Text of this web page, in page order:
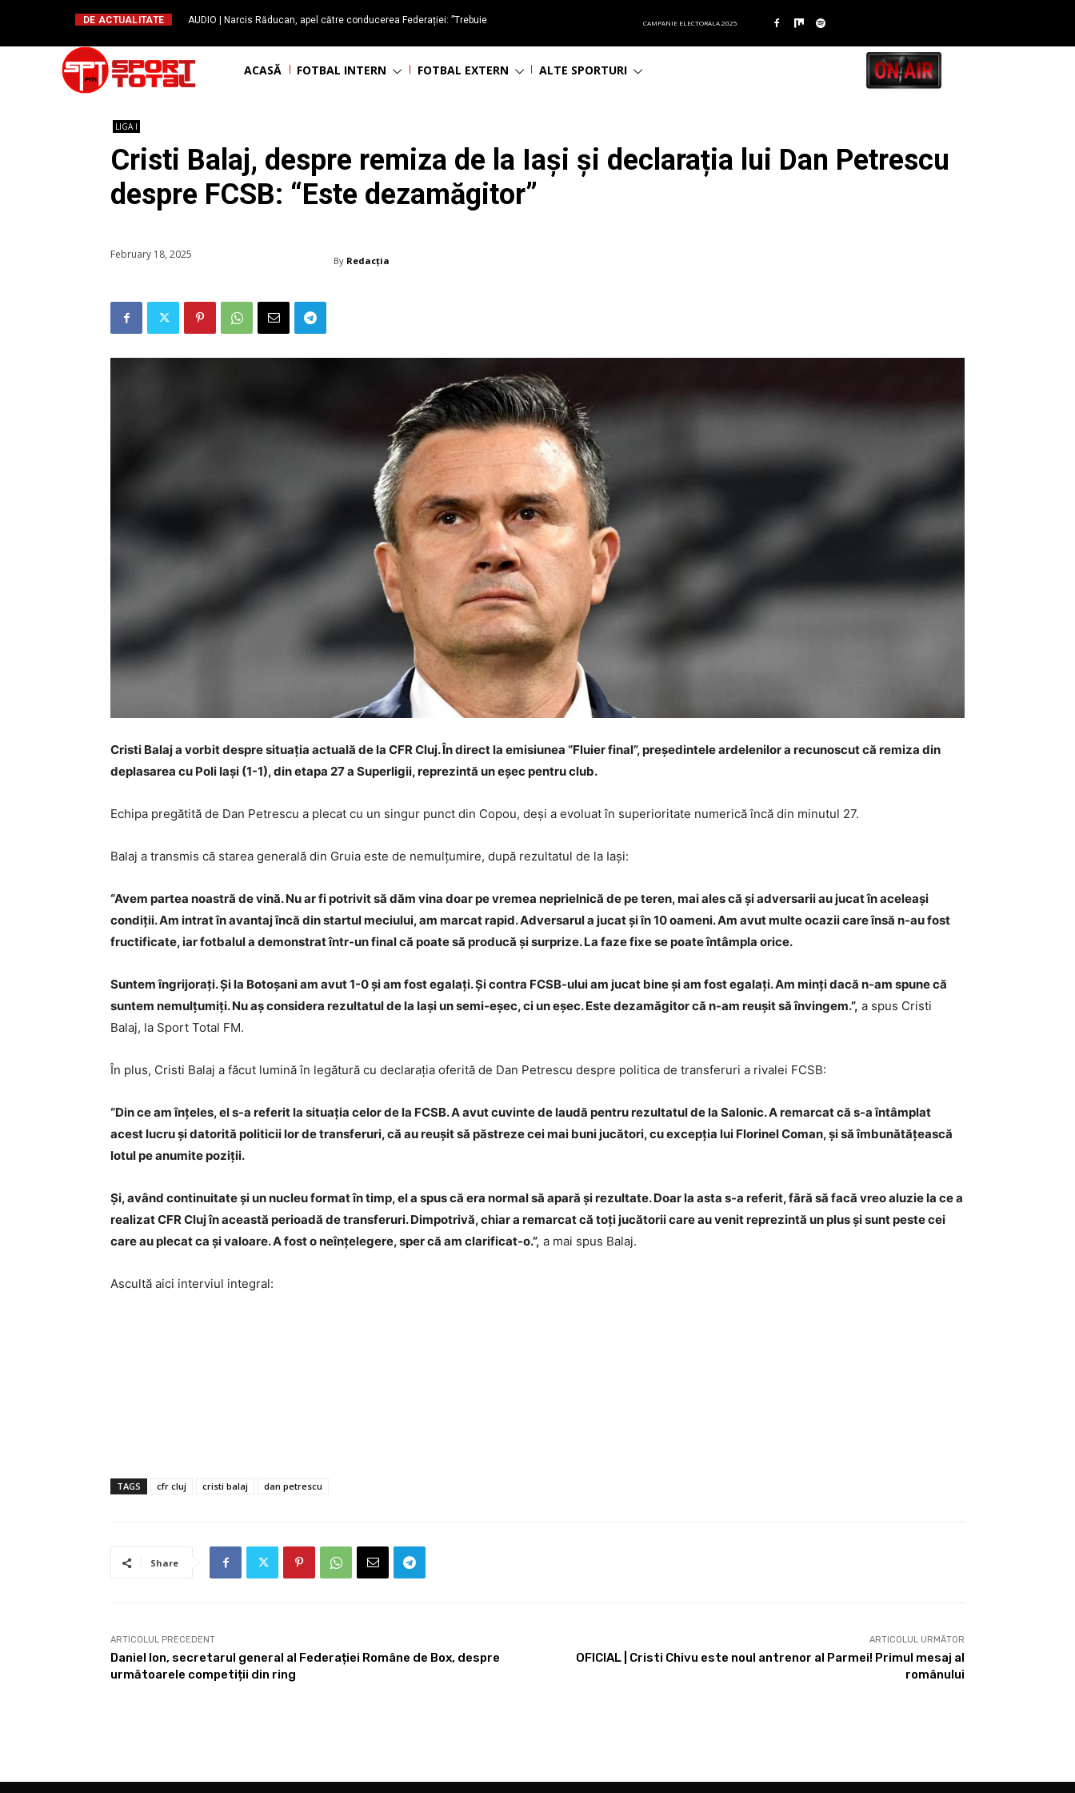
DE ACTUALITATE
AUDIO | Narcis Răducan, apel către conducerea Federației: ”Trebuie
CAMPANIE ELECTORALA 2025
ACASĂ FOTBAL INTERN FOTBAL EXTERN ALTE SPORTURI
LIGA I
Cristi Balaj, despre remiza de la Iași și declarația lui Dan Petrescu
despre FCSB: “Este dezamăgitor”
February 18, 2025 By Redacția
Cristi Balaj a vorbit despre situația actuală de la CFR Cluj. În direct la emisiunea “Fluier final”, președintele ardelenilor a recunoscut că remiza din
deplasarea cu Poli Iași (1-1), din etapa 27 a Superligii, reprezintă un eșec pentru club.
Echipa pregătită de Dan Petrescu a plecat cu un singur punct din Copou, deși a evoluat în superioritate numerică încă din minutul 27.
Balaj a transmis că starea generală din Gruia este de nemulțumire, după rezultatul de la Iași:
“Avem partea noastră de vină. Nu ar fi potrivit să dăm vina doar pe vremea neprielnică de pe teren, mai ales că și adversarii au jucat în aceleași
condiții. Am intrat în avantaj încă din startul meciului, am marcat rapid. Adversarul a jucat și în 10 oameni. Am avut multe ocazii care însă n-au fost
fructificate, iar fotbalul a demonstrat într-un final că poate să producă și surprize. La faze fixe se poate întâmpla orice.
Suntem îngrijorați. Și la Botoșani am avut 1-0 și am fost egalați. Și contra FCSB-ului am jucat bine și am fost egalați. Am minți dacă n-am spune că
suntem nemulțumiți. Nu aș considera rezultatul de la Iași un semi-eșec, ci un eșec. Este dezamăgitor că n-am reușit să învingem.”, a spus Cristi
Balaj, la Sport Total FM.
În plus, Cristi Balaj a făcut lumină în legătură cu declarația oferită de Dan Petrescu despre politica de transferuri a rivalei FCSB:
“Din ce am înțeles, el s-a referit la situația celor de la FCSB. A avut cuvinte de laudă pentru rezultatul de la Salonic. A remarcat că s-a întâmplat
acest lucru și datorită politicii lor de transferuri, că au reușit să păstreze cei mai buni jucători, cu excepția lui Florinel Coman, și să îmbunătățească
lotul pe anumite poziții.
Și, având continuitate și un nucleu format în timp, el a spus că era normal să apară și rezultate. Doar la asta s-a referit, fără să facă vreo aluzie la ce a
realizat CFR Cluj în această perioadă de transferuri. Dimpotrivă, chiar a remarcat că toți jucătorii care au venit reprezintă un plus și sunt peste cei
care au plecat ca și valoare. A fost o neînțelegere, sper că am clarificat-o.”, a mai spus Balaj.
Ascultă aici interviul integral:
TAGS cfr cluj cristi balaj dan petrescu
Share
ARTICOLUL PRECEDENT
Daniel Ion, secretarul general al Federației Române de Box, despre
următoarele competiții din ring
ARTICOLUL URMĂTOR
OFICIAL | Cristi Chivu este noul antrenor al Parmei! Primul mesaj al
românului